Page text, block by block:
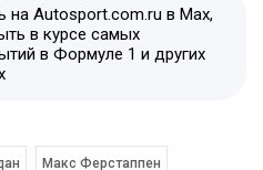
на Autosport.com.ru в Max,
в курсе самых
в Формуле 1 и других
Макс Ферстаппен